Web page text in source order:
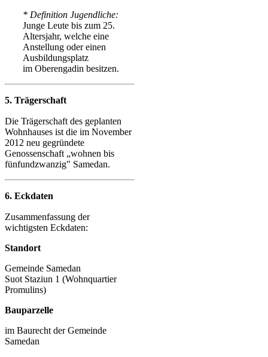
* Definition Jugendliche:
Junge Leute bis zum 25.
Altersjahr, welche eine
Anstellung oder einen
Ausbildungsplatz
im Oberengadin besitzen.
5. Trägerschaft
Die Trägerschaft des geplanten
Wohnhauses ist die im November
2012 neu gegründete
Genossenschaft „wohnen bis
fünfundzwanzig" Samedan.
6. Eckdaten
Zusammenfassung der
wichtigsten Eckdaten:
Standort
Gemeinde Samedan
Suot Staziun 1 (Wohnquartier
Promulins)
Bauparzelle
im Baurecht der Gemeinde
Samedan